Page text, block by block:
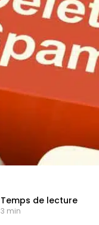
Temps de lecture
3 min